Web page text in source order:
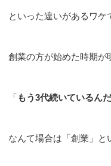
といった違いがあるワケ
創業の方が始めた時期が
「もう3代続いているんだ
なんて場合は「創業」と